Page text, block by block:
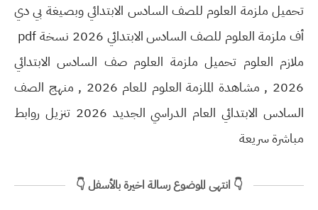
تحميل ملزمة العلوم للصف السادس الابتدائي وبصيغة بي دي
ملازم العلوم تحميل ملزمة العلوم صف السادس الابتدائي
2026 , مشاهدة الملزمة العلوم للعام 2026 , منهج الصف
السادس الابتدائي العام الدراسي الجديد 2026 تنزيل روابط
مباشرة سريعة
👇 انتهى الموضوع رسالة اخيرة بالأسفل 👇